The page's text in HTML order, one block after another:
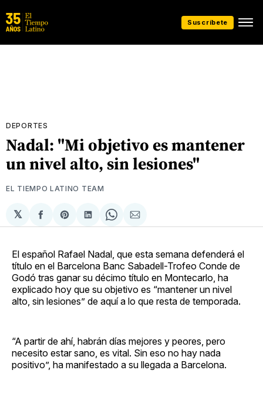
Suscríbete
DEPORTES
Nadal: "Mi objetivo es mantener
un nivel alto, sin lesiones"
EL TIEMPO LATINO TEAM
𝕏
Compartir
en
Share
on
Compartir
en
Share
on
Compartir
via
El español Rafael Nadal, que esta semana defenderá el
título en el Barcelona Banc Sabadell-Trofeo Conde de
Godó tras ganar su décimo título en Montecarlo, ha
explicado hoy que su objetivo es “mantener un nivel
alto, sin lesiones” de aquí a lo que resta de temporada.
“A partir de ahí, habrán días mejores y peores, pero
necesito estar sano, es vital. Sin eso no hay nada
positivo”, ha manifestado a su llegada a Barcelona.